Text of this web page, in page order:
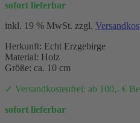
sofort lieferbar
inkl. 19 % MwSt. zzgl.
Herkunft: Echt Erzgebirge
Material: Holz
Größe: ca. 10 cm
✓ Versandkostenfrei: ab 100,- €
sofort lieferbar